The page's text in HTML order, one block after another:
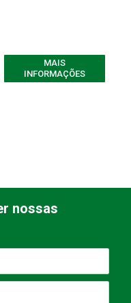
MAIS
INFORMAÇÕES
nossas